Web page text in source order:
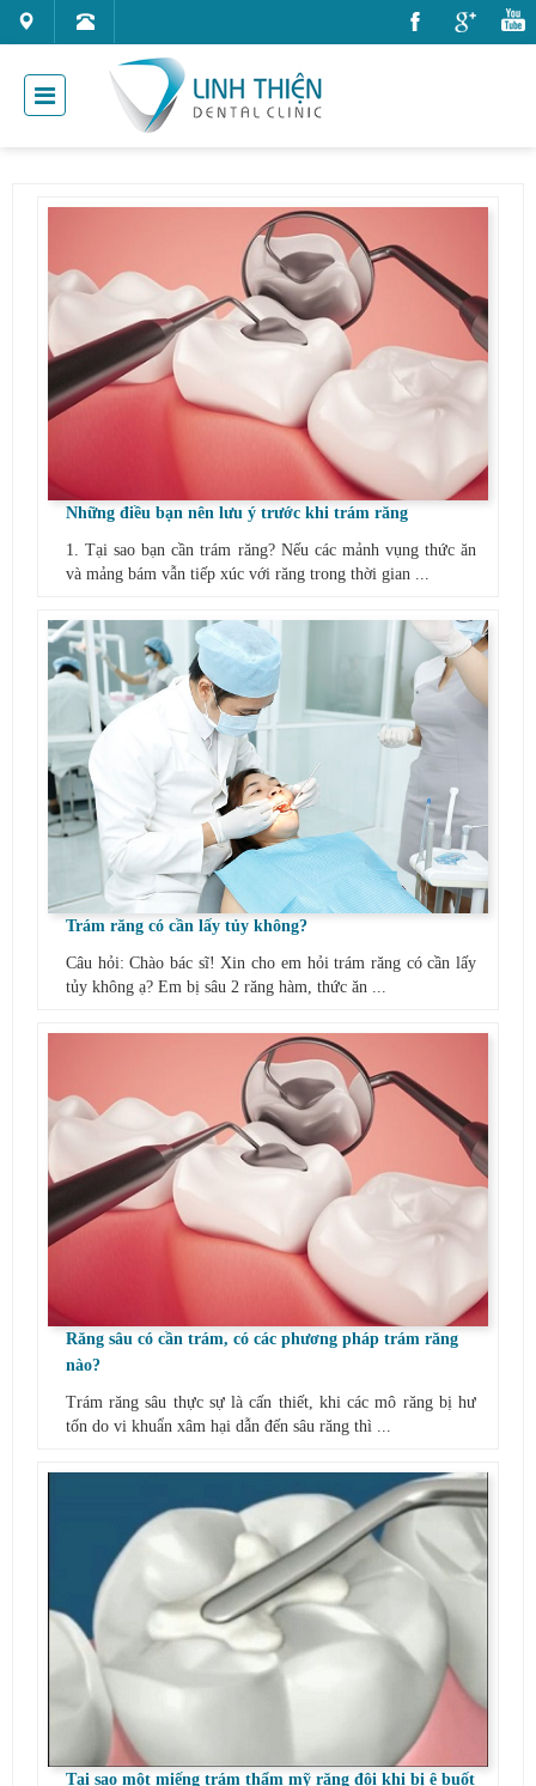
Những điều bạn nên lưu ý trước khi trám răng
1. Tại sao bạn cần trám răng? Nếu các mảnh vụng thức ăn
và mảng bám vẫn tiếp xúc với răng trong thời gian ...
Trám răng có cần lấy tủy không?
Câu hỏi: Chào bác sĩ! Xin cho em hỏi trám răng có cần lấy
tủy không ạ? Em bị sâu 2 răng hàm, thức ăn ...
Răng sâu có cần trám, có các phương pháp trám răng
nào?
Trám răng sâu thực sự là cấn thiết, khi các mô răng bị hư
tốn do vi khuẩn xâm hại dẫn đến sâu răng thì ...
Tại sao một miếng trám thẩm mỹ răng đôi khi bị ê buốt